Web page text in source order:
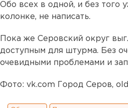
Обо всех в одной, и без того
колонке, не написать.
Пока же Серовский округ
доступным для штурма. Без
очевидными проблемами и
Фото: vk.com Город Серов,